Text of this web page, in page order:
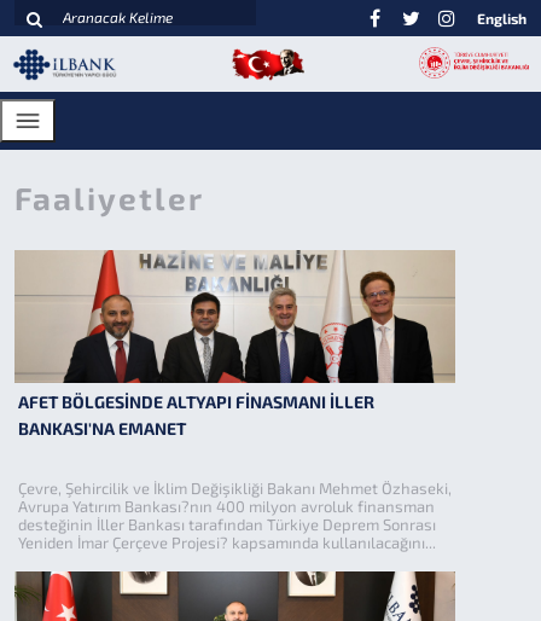
English
Faaliyetler
AFET BÖLGESİNDE ALTYAPI FİNASMANI İLLER
BANKASI'NA EMANET
Çevre, Şehircilik ve İklim Değişikliği Bakanı Mehmet Özhaseki,
Avrupa Yatırım Bankası?nın 400 milyon avroluk finansman
desteğinin İller Bankası tarafından `Türkiye Deprem Sonrası
Yeniden İmar Çerçeve Projesi? kapsamında kullanılacağını...